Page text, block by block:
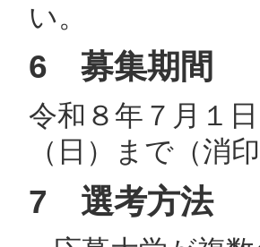
い。
6 募集期間
令和８年７月１
（日）まで（消
7 選考方法